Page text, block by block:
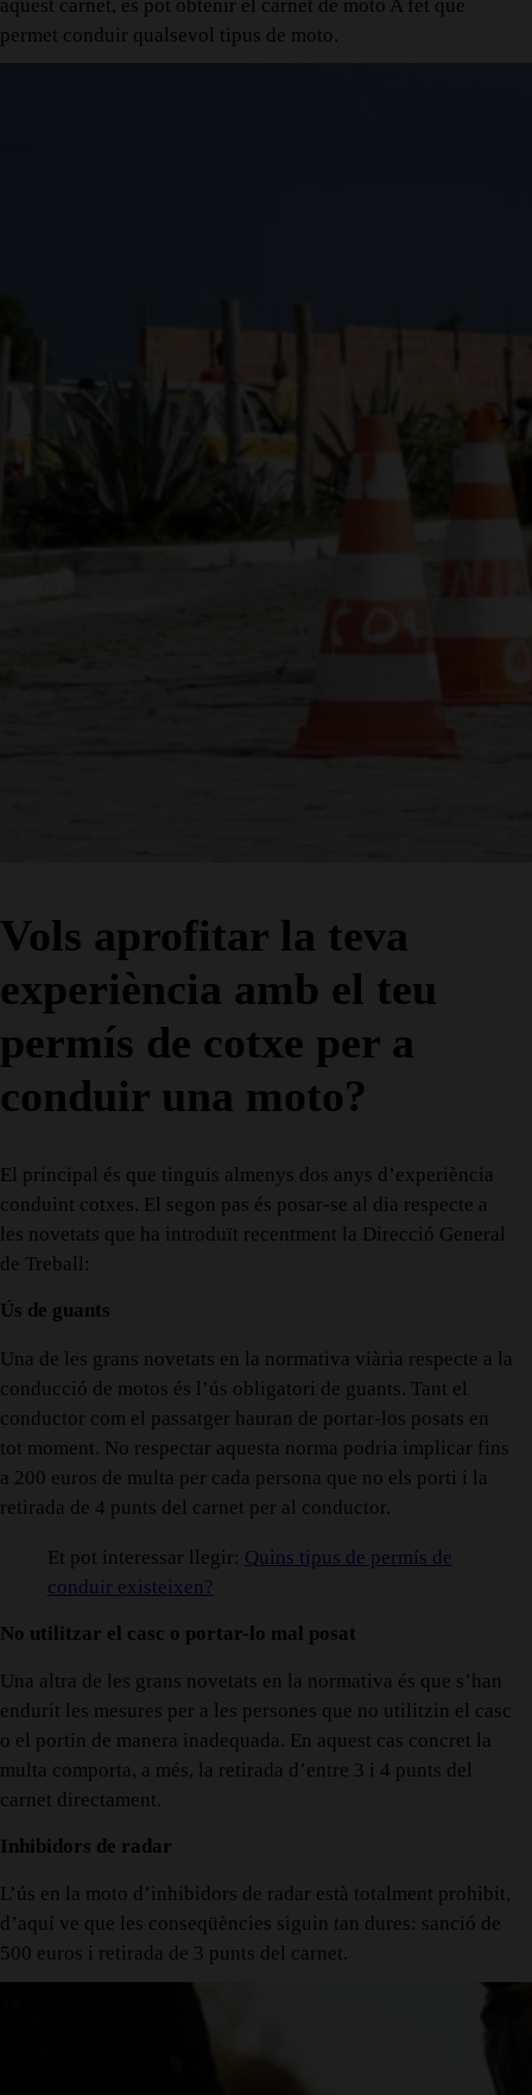
aquest carnet, es pot obtenir el carnet de moto A fet que
permet conduir qualsevol tipus de moto.
Vols aprofitar la teva
experiència amb el teu
permís de cotxe per a
conduir una moto?
El principal és que tinguis almenys dos anys d’experiència
conduint cotxes. El segon pas és posar-se al dia respecte a
les novetats que ha introduït recentment la Direcció General
de Treball:
Ús de guants
Una de les grans novetats en la normativa viària respecte a la
conducció de motos és l’ús obligatori de guants. Tant el
conductor com el passatger hauran de portar-los posats en
tot moment. No respectar aquesta norma podria implicar fins
a 200 euros de multa per cada persona que no els porti i la
retirada de 4 punts del carnet per al conductor.
Et pot interessar llegir: Quins tipus de permís de
conduir existeixen?
No utilitzar el casc o portar-lo mal posat
Una altra de les grans novetats en la normativa és que s’han
endurit les mesures per a les persones que no utilitzin el casc
o el portin de manera inadequada. En aquest cas concret la
multa comporta, a més, la retirada d’entre 3 i 4 punts del
carnet directament.
Inhibidors de radar
L’ús en la moto d’inhibidors de radar està totalment prohibit,
d’aquí ve que les conseqüències siguin tan dures: sanció de
500 euros i retirada de 3 punts del carnet.